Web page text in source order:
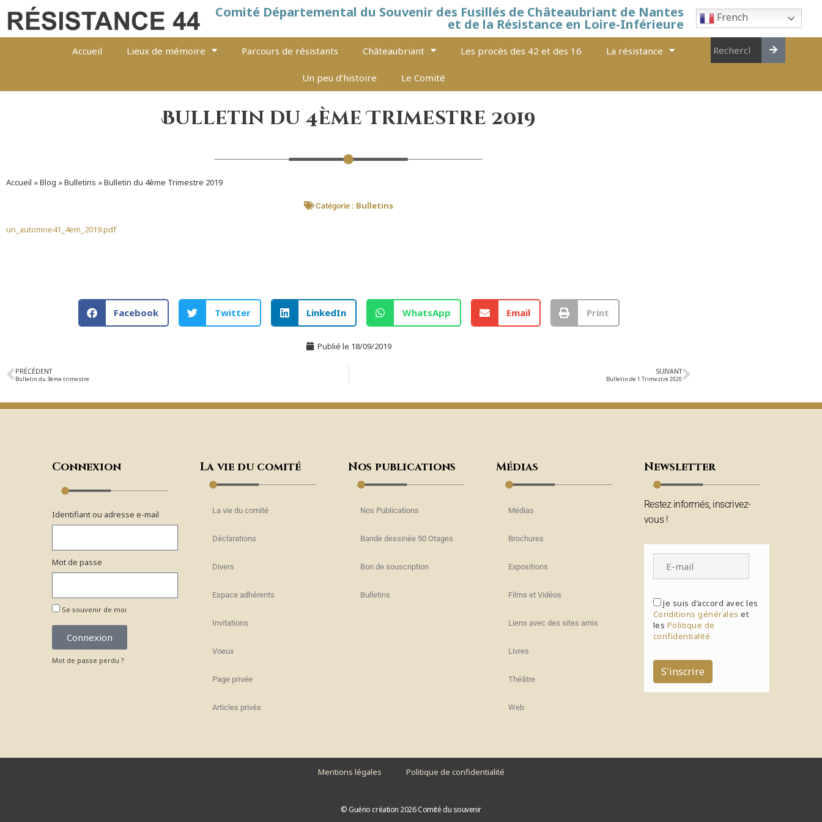
Comité Départemental du Souvenir des Fusillés de Châteaubriant de Nantes
et de la Résistance en Loire-Inférieure French
Accueil Lieux de mémoire Parcours de résistants Châteaubriant Les procès des 42 et des 16 La résistance
Un peu d’histoire Le Comité
Bulletin du 4ème Trimestre 2019
Accueil »Blog »Bulletins »Bulletin du 4ème Trimestre 2019
Catégorie : Bulletins
un_automne41_4em_2019.pdf
Facebook Twitter LinkedIn WhatsApp Email Print
Publié le 18/09/2019
PRÉCÉDENT
Bulletin du 3ème trimestre
SUIVANT
Bulletin de 1 Trimestre 2020
Connexion
Identifiant ou adresse e-mail
Mot de passe
Se souvenir de moi
Connexion
Mot de passe perdu ?
La vie du comité
La vie du comité
Déclarations
Divers
Espace adhérents
Invitations
Voeux
Page privée
Articles privés
Nos publications
Nos Publications
Bande dessinée 50 Otages
Bon de souscription
Bulletins
Médias
Médias
Brochures
Expositions
Films et Vidéos
Liens avec des sites amis
Livres
Théâtre
Web
Newsletter
Restez informés, inscrivez-
vous !
Je suis d’accord avec les
Conditions générales et
les Politique de
confidentialité
S'inscrire
Mentions légales Politique de confidentialité
© Guéno création 2026 Comité du souvenir